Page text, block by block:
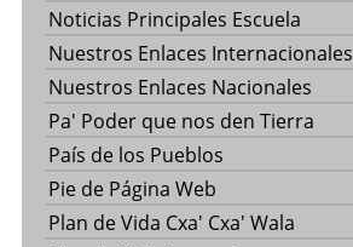
Noticias Principales Escuela
Nuestros Enlaces Internacionales
Nuestros Enlaces Nacionales
Pa' Poder que nos den Tierra
País de los Pueblos
Pie de Página Web
Plan de Vida Cxa' Cxa' Wala